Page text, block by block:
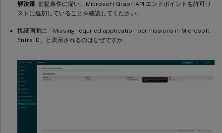
解決策: 前提条件に従い、Microsoft Graph API エンドポイントを許可リ
ストに追加していることを確認してください。
接続画面に「Missing required application permissions in Microsoft
Entra ID」と表示されるのはなぜですか